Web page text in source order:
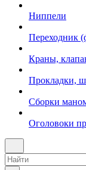
Ниппели
Переходник
Краны,
Прокладки,
Сборки
Оголовоки